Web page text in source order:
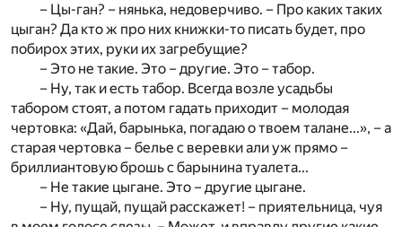
– Цы-ган? – нянька, недоверчиво. – Про каких таких
цыган? Да кто ж про них книжки-то писать будет, про
побирох этих, руки их загребущие?
– Это не такие. Это – другие. Это – табор.
– Ну, так и есть табор. Всегда возле усадьбы
табором стоят, а потом гадать приходит – молодая
чертовка: «Дай, барынька, погадаю о твоем талане...», – а
старая чертовка – белье с веревки али уж прямо –
бриллиантовую брошь с барынина туалета...
– Не такие цыгане. Это – другие цыгане.
– Ну, пущай, пущай расскажет! – приятельница, чуя